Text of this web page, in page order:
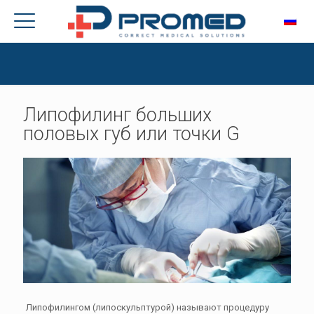
Липофилинг больших
половых губ или точки G
Липофилингом (липоскульптурой) называют процедуру